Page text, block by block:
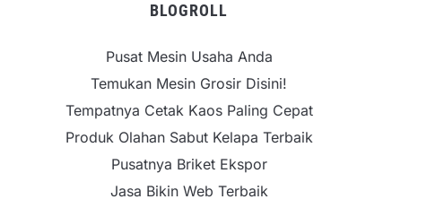
BLOGROLL
Pusat Mesin Usaha Anda
Temukan Mesin Grosir Disini!
Tempatnya Cetak Kaos Paling Cepat
Produk Olahan Sabut Kelapa Terbaik
Pusatnya Briket Ekspor
Jasa Bikin Web Terbaik